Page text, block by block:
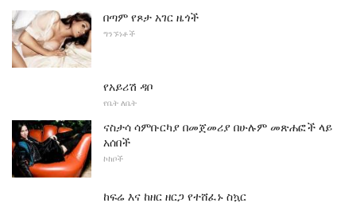
በጣም የጾታ አገር ዜጎች
ግንኙነቶች
የአይሪሽ ዳቦ
የቤት ለቤት
ናስታሳ ሳምቡርካያ በመጀመሪያ በሁሉም መጽሐፎች ላይ
አሰበች
ኮከቦች
ከፍሬ እና ከዘር ዘርጋ የተሸፈኑ ስኳር